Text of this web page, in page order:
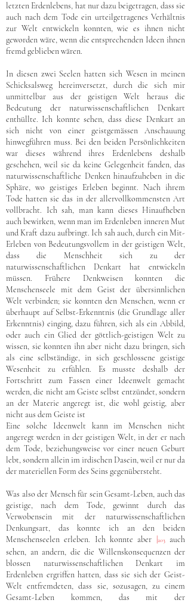
letzten Erdenlebens, hat nur dazu beigetragen, dass sie
auch nach dem Tode ein urteilgetragenes Verhältnis
zur Welt entwickeln konnten, wie es ihnen nicht
geworden wäre, wenn die entsprechenden Ideen ihnen
fremd geblieben wären.
In diesen zwei Seelen hatten sich Wesen in meinen
Schicksalsweg hereinversetzt, durch die sich mir
unmittelbar aus der geistigen Welt heraus die
Bedeutung der naturwissenschaftlichen Denkart
enthüllte. Ich konnte sehen, dass diese Denkart an
sich nicht von einer geistgemässen Anschauung
hinwegführen muss. Bei den beiden Persönlichkeiten
war dieses während ihres Erdenlebens deshalb
geschehen, weil sie da keine Gelegenheit fanden, das
naturwissenschaftliche Denken hinaufzuheben in die
Sphäre, wo geistiges Erleben beginnt. Nach ihrem
Tode hatten sie das in der allervollkommensten Art
vollbracht. Ich sah, man kann dieses Hinaufheben
auch bewirken, wenn man im Erdenleben inneren Mut
und Kraft dazu aufbringt. Ich sah auch, durch ein Mit-
Erleben von Bedeutungsvollem in der geistigen Welt,
dass die Menschheit sich zu der
naturwissenschaftlichen Denkart hat entwickeln
müssen. Frühere Denkweisen konnten die
Menschenseele mit dem Geist der übersinnlichen
Welt verbinden; sie konnten den Menschen, wenn er
überhaupt auf Selbst-Erkenntnis (die Grundlage aller
Erkenntnis) einging, dazu führen, sich als ein Abbild,
oder auch ein Glied der göttlich-geistigen Welt zu
wissen, sie konnten ihn aber nicht dazu bringen, sich
als eine selbständige, in sich geschlossene geistige
Wesenheit zu erfühlen. Es musste deshalb der
Fortschritt zum Fassen einer Ideenwelt gemacht
werden, die nicht am Geiste selbst entzündet, sondern
an der Materie angeregt ist, die wohl geistig, aber
nicht aus dem Geiste ist
Eine solche Ideenwelt kann im Menschen nicht
angeregt werden in der geistigen Welt, in der er nach
dem Tode, beziehungsweise vor einer neuen Geburt
lebt, sondern allein im irdischen Dasein, weil er nur da
der materiellen Form des Seins gegenübersteht.
Was also der Mensch für sein Gesamt-Leben, auch das
geistige, nach dem Tode, gewinnt durch das
Verwobensein mit der naturwissenschaftlichen
Denkungsart, das konnte ich an den beiden
Menschenseelen erleben. Ich konnte aber
203auch
sehen, an andern, die die Willenskonsequenzen der
blossen naturwissenschaftlichen Denkart im
Erdenleben ergriffen hatten, dass sie sich der Geist-
Welt entfremdeten, dass sie, sozusagen, zu einem
Gesamt-Leben kommen, das mit der